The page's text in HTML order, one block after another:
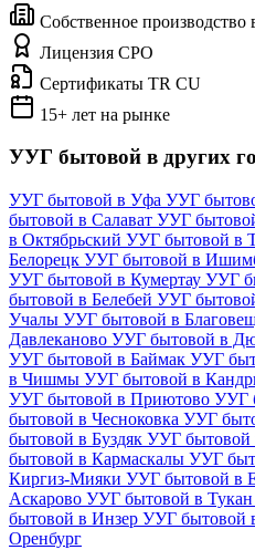
Собственное производство
Лицензия СРО
Сертификаты TR CU
15+ лет на рынке
УУГ бытовой в других
УУГ бытовой в Уфа УУГ
бытовой в Салават УУГ
в Октябрьский УУГ бытовой в
Белорецк УУГ бытовой в
УУГ бытовой в Кумертау УУГ
бытовой в Белебей УУГ
Учалы УУГ бытовой в
Давлеканово УУГ бытовой в
УУГ бытовой в Баймак УУГ
в Чишмы УУГ бытовой в
УУГ бытовой в Приютово УУГ
бытовой в Чесноковка УУГ
бытовой в Буздяк УУГ бытовой
бытовой в Кармаскалы УУГ
Киргиз-Мияки УУГ бытовой в
Аскарово УУГ бытовой в Тукан
бытовой в Инзер УУГ бытовой
Оренбург